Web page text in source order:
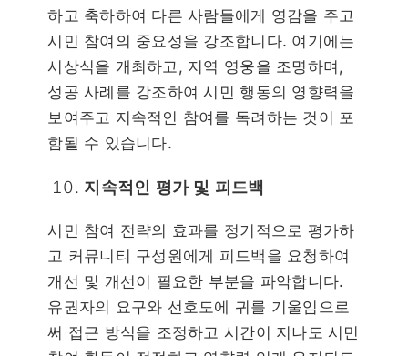
하고 축하하여 다른 사람들에게 영감을 주고
시민 참여의 중요성을 강조합니다. 여기에는
시상식을 개최하고, 지역 영웅을 조명하며,
성공 사례를 강조하여 시민 행동의 영향력을
보여주고 지속적인 참여를 독려하는 것이 포
함될 수 있습니다.
지속적인 평가 및 피드백
시민 참여 전략의 효과를 정기적으로 평가하
고 커뮤니티 구성원에게 피드백을 요청하여
개선 및 개선이 필요한 부분을 파악합니다.
유권자의 요구와 선호도에 귀를 기울임으로
써 접근 방식을 조정하고 시간이 지나도 시민